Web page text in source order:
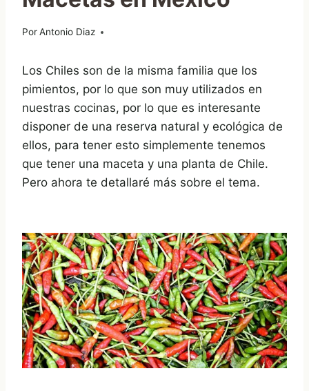
PorAntonio Diaz
26/11/2013
Los Chiles son de la misma familia que los
pimientos, por lo que son muy utilizados en
nuestras cocinas, por lo que es interesante
disponer de una reserva natural y ecológica de
ellos, para tener esto simplemente tenemos
que tener una maceta y una planta de Chile.
Pero ahora te detallaré más sobre el tema.